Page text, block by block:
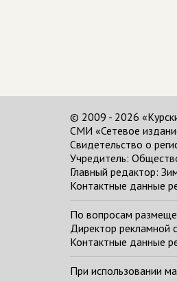
© 2009 - 2026
СМИ «Сетевое
Свидетельство о
Учредитель:
Главный редактор:
Контактные данные
По вопросам
Директор рекламной
Контактные данные
При использовании